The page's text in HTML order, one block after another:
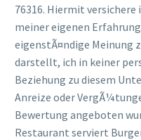
76316. Hiermit versichere
meiner eigenen
eigenstÃ¤ndige Meinung
darstellt, ich in keiner
Beziehung zu diesem
Anreize oder
Bewertung angeboten
Restaurant serviert